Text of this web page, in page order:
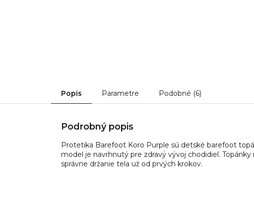
Popis Parametre Podobné (6)
Podrobný popis
Protetika Barefoot Koro Purple sú detské barefoot
model je navrhnutý pre zdravý vývoj chodidiel.
správne držanie tela už od prvých krokov.